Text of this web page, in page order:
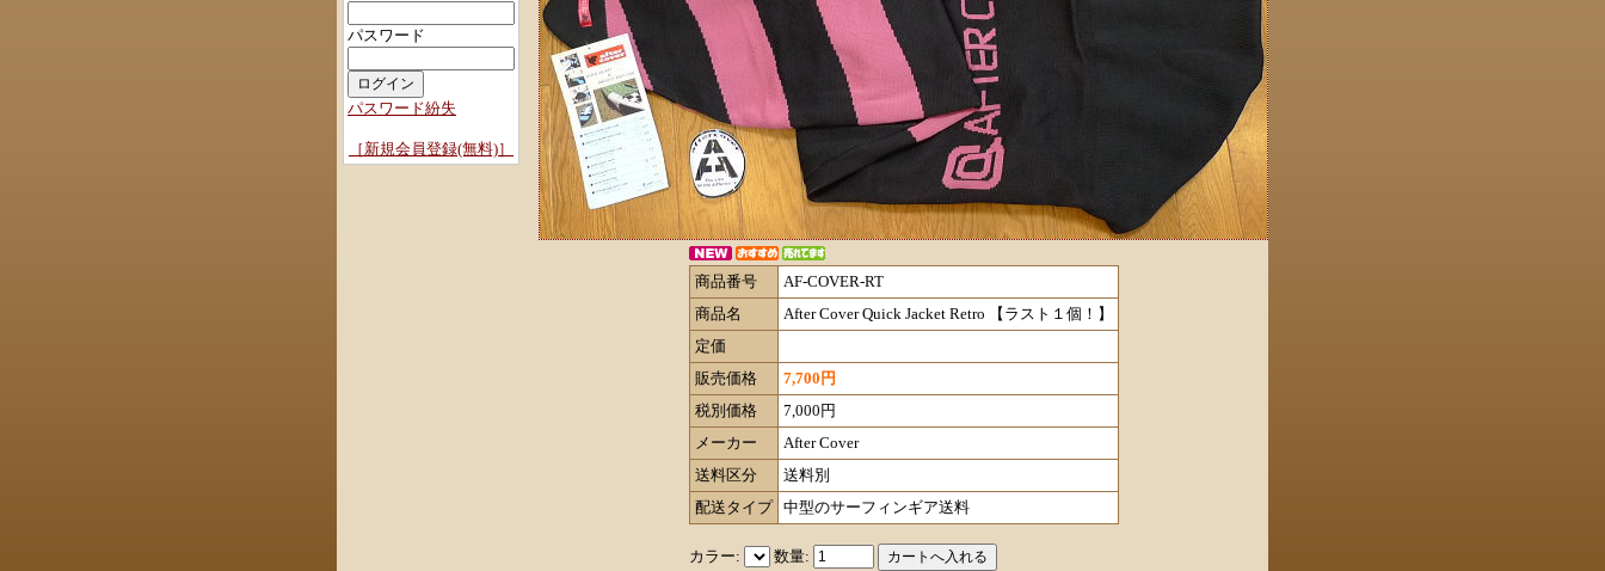
パスワード
パスワード紛失
［新規会員登録(無料)］
商品番号
AF-COVER-RT
商品名
After Cover Quick Jacket Retro 【ラスト１個！】
定価
販売価格
7,700円
税別価格
7,000円
メーカー
After Cover
送料区分
送料別
配送タイプ
中型のサーフィンギア送料
カラー: 数量: